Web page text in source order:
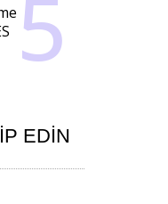
EDIN